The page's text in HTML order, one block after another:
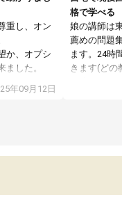
重し、オン
か、オプシ
ました。
ミーティン
師を希望す
共有があ
。
と言う事で
年09月12日
格で学べる
娘の講師は
薦めの問題
ます。24時
きます(どの
に決めれる
思います。
ます。講師